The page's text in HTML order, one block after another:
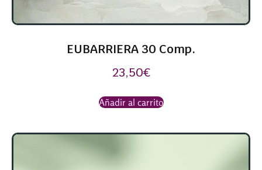
EUBARRIERA 30 Comp.
23,50€
Añadir al carrito